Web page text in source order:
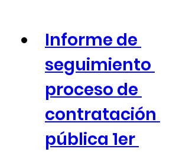
Informe de
seguimiento
proceso de
contratación
pública 1er